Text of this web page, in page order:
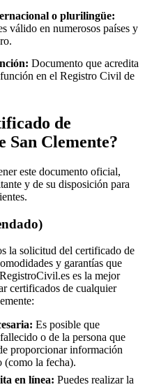
o plurilingüe:
válido en numerosos países y
Documento que acredita
en el Registro Civil de
de
San Clemente?
este documento oficial,
y de su disposición para
la solicitud del certificado de
y garantías que
es la mejor
certificados de cualquier
:
Es posible que
o de la persona que
proporcionar información
(como la fecha).
en línea: Puedes realizar la